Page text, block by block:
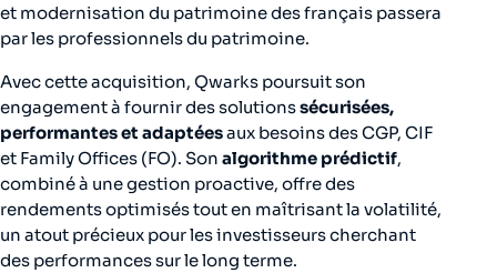
et modernisation du patrimoine des français passera
par les professionnels du patrimoine.
Avec cette acquisition, Qwarks poursuit son
engagement à fournir des solutionssécurisées,
performantes et adaptéesaux besoins des CGP, CIF
et Family Offices (FO). Son algorithme prédictif,
combiné à une gestion proactive, offre des
rendements optimisés tout en maîtrisant la volatilité,
un atout précieux pour les investisseurs cherchant
des performances sur le long terme.